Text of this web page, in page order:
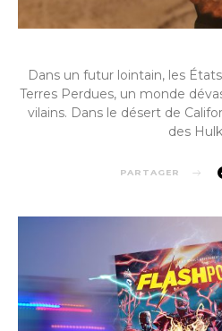
Dans un futur lointain, les
Terres Perdues, un monde
vilains. Dans le désert de
des
PARTAGER